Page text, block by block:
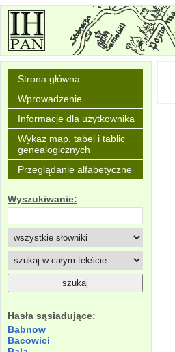
Strona główna
Wprowadzenie
Informacje dla użytkownika
Wykaz map, tabel i tablic
genealogicznych
Przeglądanie alfabetyczne
Wyszukiwanie:
Hasła sąsiadujące:
Babnow
Bacowici